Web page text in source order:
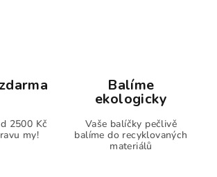
2500 Kč
my!
Balíme
ekologicky
Vaše balíčky pečlivě
balíme do recyklovaných
materiálů